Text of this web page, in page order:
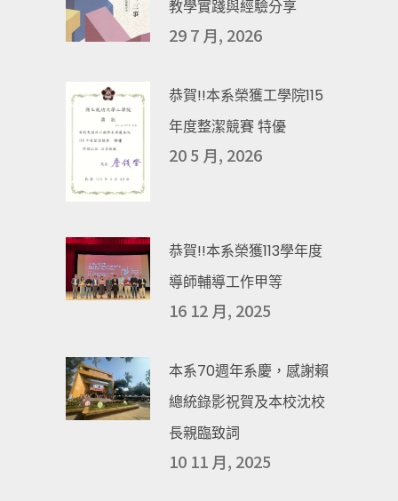
教學實踐與經驗分享
29 7 月, 2026
恭賀!!本系榮獲工學院115
年度整潔競賽 特優
20 5 月, 2026
恭賀!!本系榮獲113學年度
導師輔導工作甲等
16 12 月, 2025
本系70週年系慶，感謝賴
總統錄影祝賀及本校沈校
長親臨致詞
10 11 月, 2025